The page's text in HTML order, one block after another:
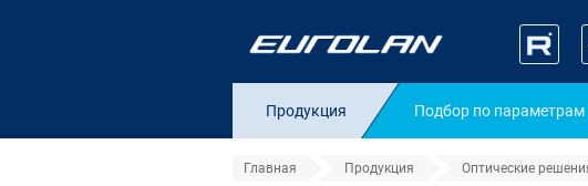
Продукция Подбор по параметрам
Главная Продукция Оптические